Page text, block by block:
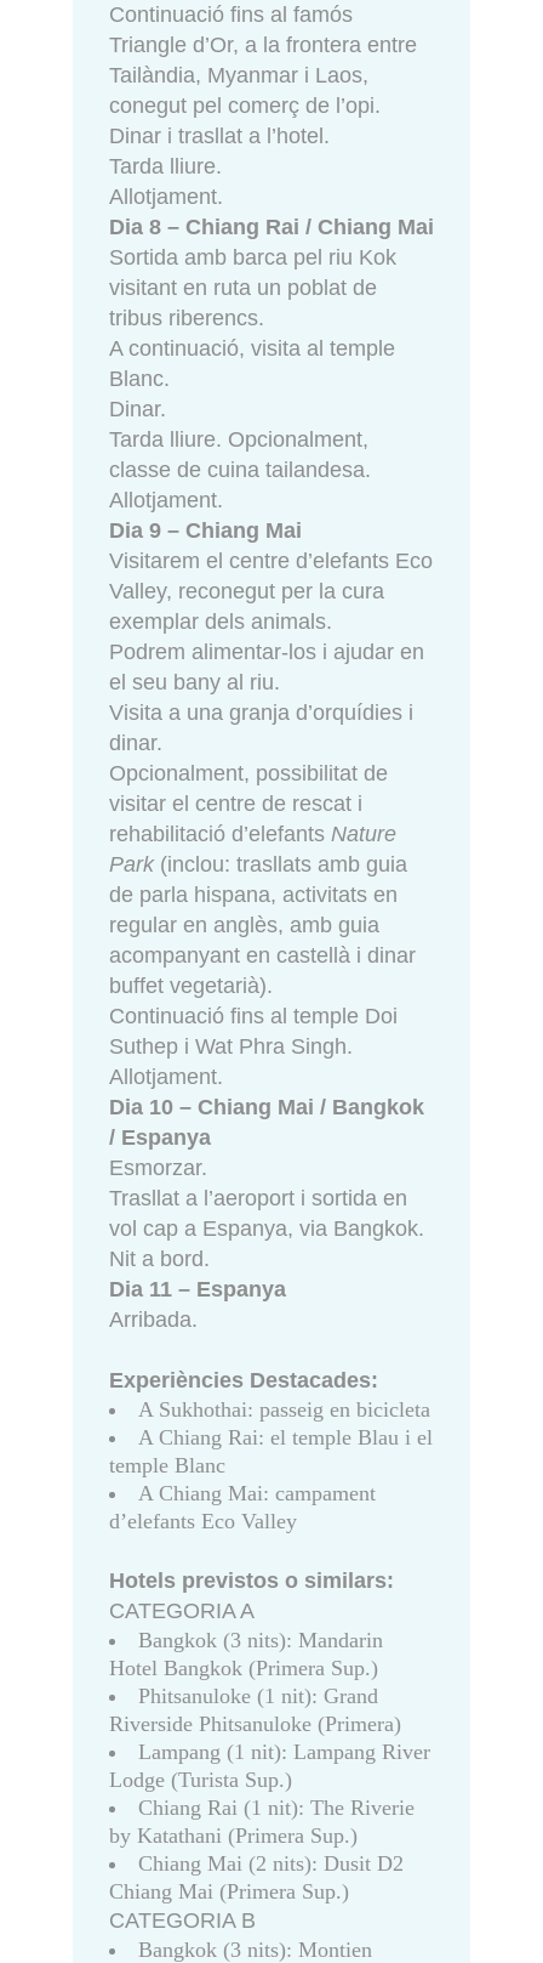
Continuació fins al famós
Triangle d’Or, a la frontera entre
Tailàndia, Myanmar i Laos,
conegut pel comerç de l’opi.
Dinar i trasllat a l’hotel.
Tarda lliure.
Allotjament.
Dia 8 – Chiang Rai / Chiang Mai
Sortida amb barca pel riu Kok
visitant en ruta un poblat de
tribus riberencs.
A continuació, visita al temple
Blanc.
Dinar.
Tarda lliure. Opcionalment,
classe de cuina tailandesa.
Allotjament.
Dia 9 – Chiang Mai
Visitarem el centre d’elefants Eco
Valley, reconegut per la cura
exemplar dels animals.
Podrem alimentar-los i ajudar en
el seu bany al riu.
Visita a una granja d’orquídies i
dinar.
Opcionalment, possibilitat de
visitar el centre de rescat i
rehabilitació d’elefants Nature
Park(inclou: trasllats amb guia
de parla hispana, activitats en
regular en anglès, amb guia
acompanyant en castellà i dinar
buffet vegetarià).
Continuació fins al temple Doi
Suthep i Wat Phra Singh.
Allotjament.
Dia 10 – Chiang Mai / Bangkok
/ Espanya
Esmorzar.
Trasllat a l’aeroport i sortida en
vol cap a Espanya, via Bangkok.
Nit a bord.
Dia 11 – Espanya
Arribada.
Experiències Destacades:
A Sukhothai: passeig en bicicleta
A Chiang Rai: el temple Blau i el
temple Blanc
A Chiang Mai: campament
d’elefants Eco Valley
Hotels previstos o similars:
CATEGORIA A
Bangkok (3 nits): Mandarin
Hotel Bangkok (Primera Sup.)
Phitsanuloke (1 nit): Grand
Riverside Phitsanuloke (Primera)
Lampang (1 nit): Lampang River
Lodge (Turista Sup.)
Chiang Rai (1 nit): The Riverie
by Katathani (Primera Sup.)
Chiang Mai (2 nits): Dusit D2
Chiang Mai (Primera Sup.)
CATEGORIA B
Bangkok (3 nits): Montien